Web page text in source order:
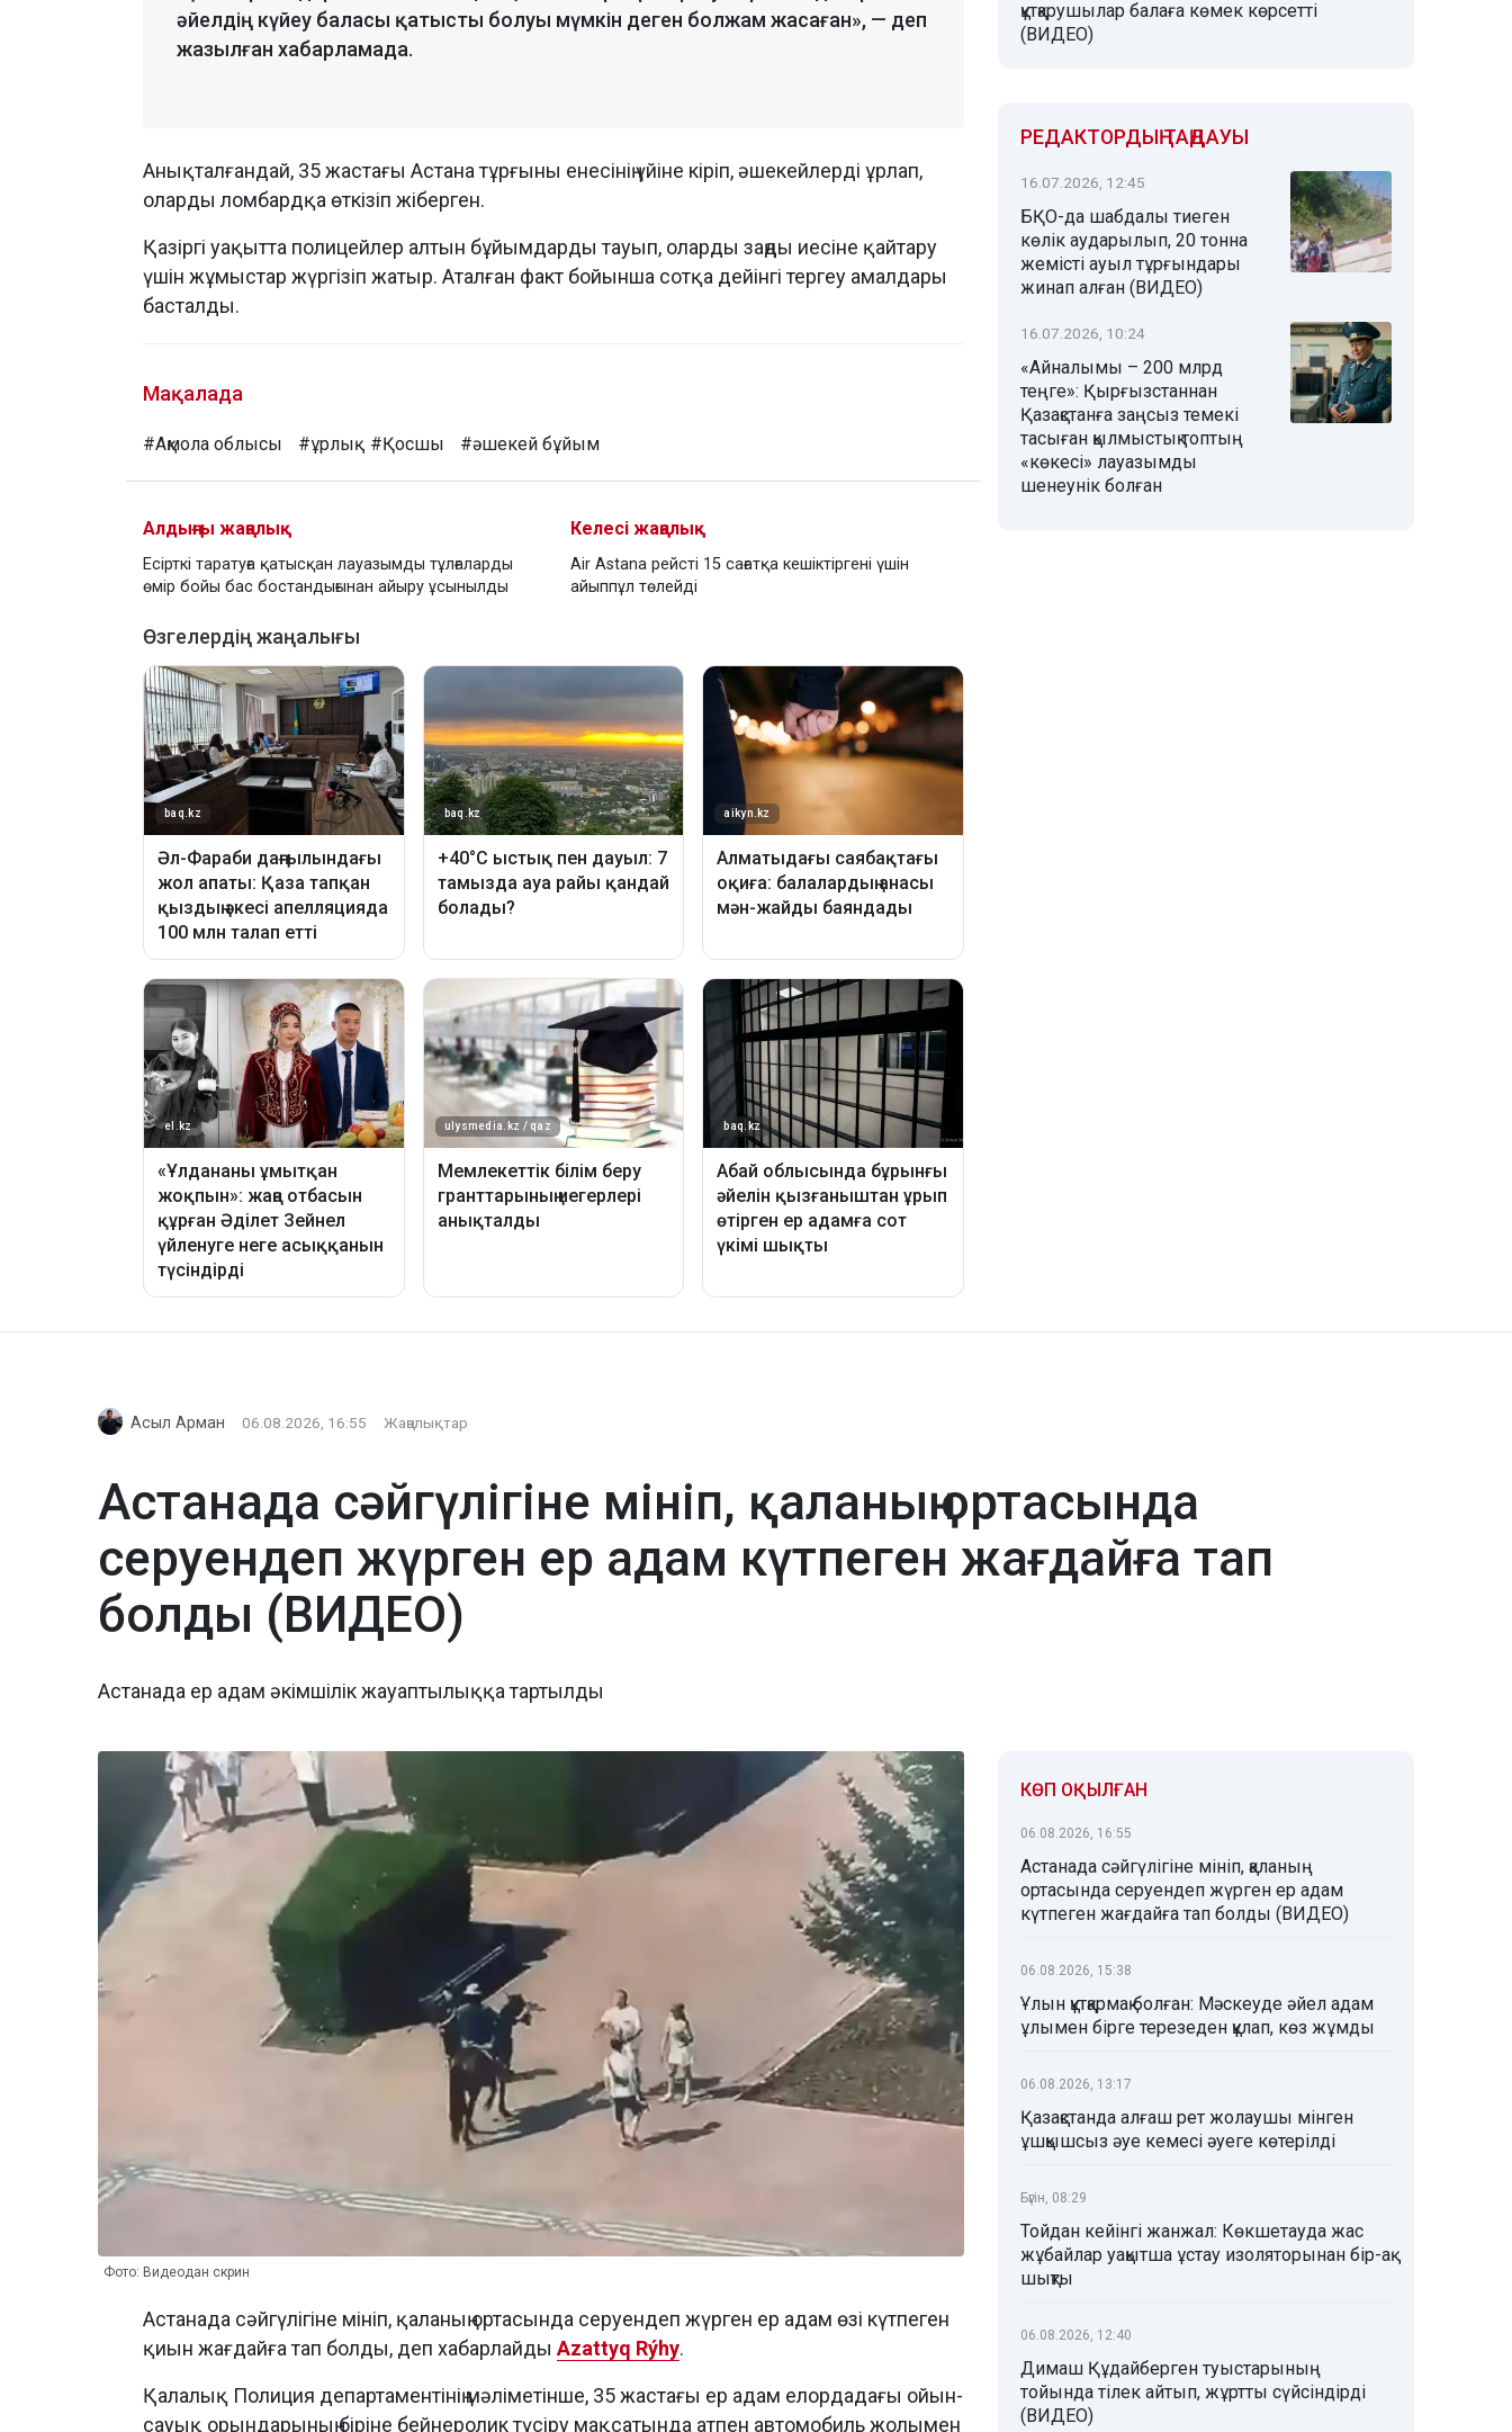
әйелдің күйеу баласы қатысты болуы мүмкін деген болжам жасаған», — деп
жазылған хабарламада.
Анықталғандай, 35 жастағы Астана тұрғыны енесінің үйіне кіріп, әшекейлерді ұрлап,
оларды ломбардқа өткізіп жіберген.
Қазіргі уақытта полицейлер алтын бұйымдарды тауып, оларды заңды иесіне қайтару
үшін жұмыстар жүргізіп жатыр. Аталған факт бойынша сотқа дейінгі тергеу амалдары
басталды.
Мақалада
#Ақмола облысы #ұрлық #Қосшы #әшекей бұйым
Алдыңғы жаңалық
Есірткі таратуға қатысқан лауазымды тұлғаларды
өмір бойы бас бостандығынан айыру ұсынылды
Келесі жаңалық
Air Astana рейсті 15 сағатқа кешіктіргені үшін
айыппұл төлейді
құтқарушылар балаға көмек көрсетті
(ВИДЕО)
РЕДАКТОРДЫҢ ТАҢДАУЫ
16.07.2026, 12:45
БҚО-да шабдалы тиеген
көлік аударылып, 20 тонна
жемісті ауыл тұрғындары
жинап алған (ВИДЕО)
16.07.2026, 10:24
«Айналымы – 200 млрд
теңге»: Қырғызстаннан
Қазақстанға заңсыз темекі
тасыған қылмыстық топтың
«көкесі» лауазымды
шенеунік болған
Асыл Арман 06.08.2026, 16:55 Жаңалықтар
Астанада сәйгүлігіне мініп, қаланың ортасында
серуендеп жүрген ер адам күтпеген жағдайға тап
болды (ВИДЕО)
Астанада ер адам әкімшілік жауаптылыққа тартылды
Фото: Видеодан скрин
Астанада сәйгүлігіне мініп, қаланың ортасында серуендеп жүрген ер адам өзі күтпеген
қиын жағдайға тап болды, деп хабарлайдыAzattyq Rýhy.
Қалалық Полиция департаментінің мәліметінше, 35 жастағы ер адам елордадағы ойын-
сауық орындарының біріне бейнеролик түсіру мақсатында атпен автомобиль жолымен
КӨП ОҚЫЛҒАН
06.08.2026, 16:55
Астанада сәйгүлігіне мініп, қаланың
ортасында серуендеп жүрген ер адам
күтпеген жағдайға тап болды (ВИДЕО)
06.08.2026, 15:38
Ұлын құтқармақ болған: Мәскеуде әйел адам
ұлымен бірге терезеден құлап, көз жұмды
06.08.2026, 13:17
Қазақстанда алғаш рет жолаушы мінген
ұшқышсыз әуе кемесі әуеге көтерілді
Бүгін, 08:29
Тойдан кейінгі жанжал: Көкшетауда жас
жұбайлар уақытша ұстау изоляторынан бір-ақ
шықты
06.08.2026, 12:40
Димаш Құдайберген туыстарының
тойында тілек айтып, жұртты сүйсіндірді
(ВИДЕО)